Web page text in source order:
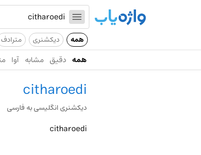
همه دیکشنری مترادف
همه دقیق مشابه آوا
citharoedi
دیکشنری انگلیسی به فارسی
citharoedi